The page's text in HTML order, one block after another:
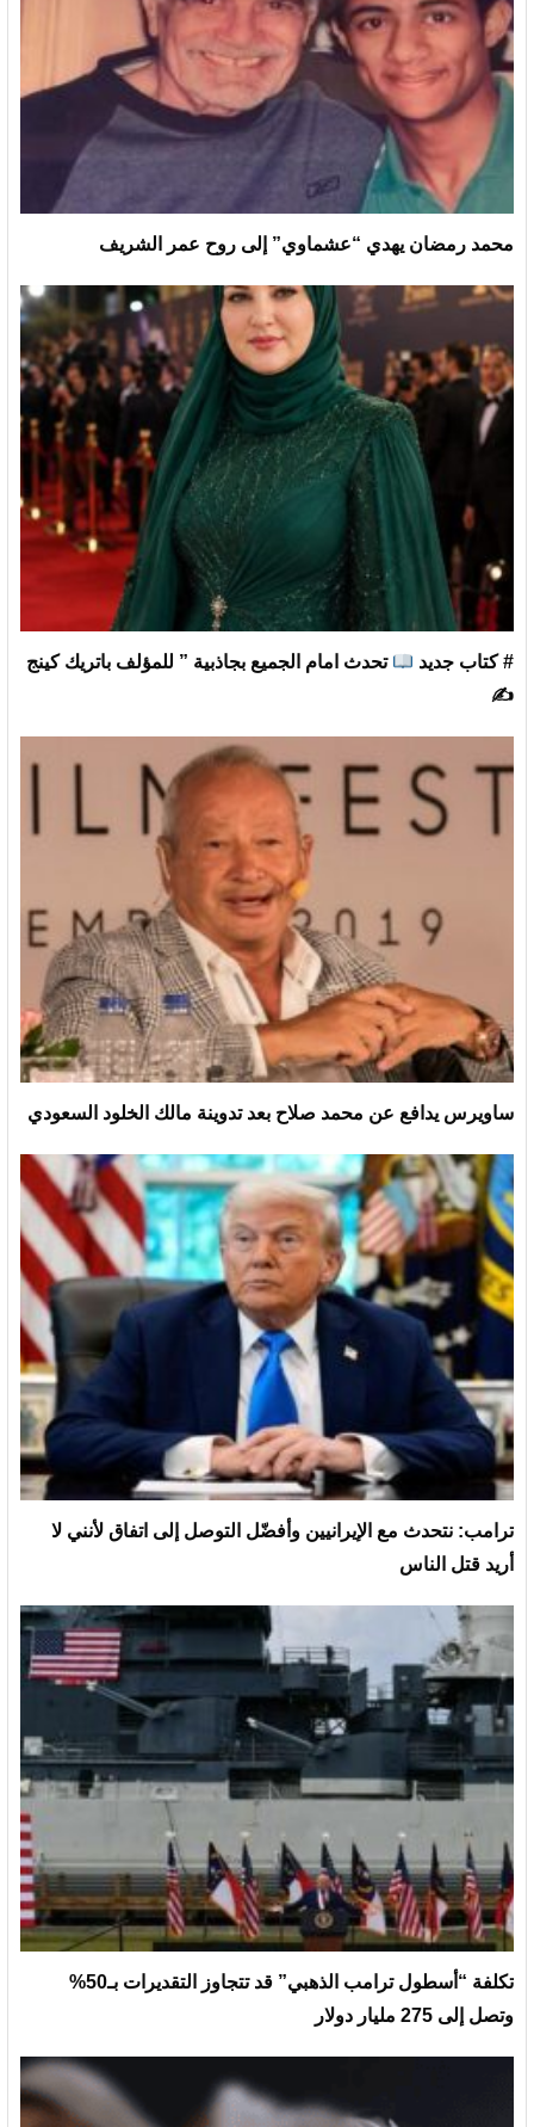
محمد رمضان يهدي “عشماوي” إلى روح عمر الشريف
# كتاب جديد
تحدث امام الجميع بجاذبية ” للمؤلف باتريك كينج
✍
ساويرس يدافع عن محمد صلاح بعد تدوينة مالك الخلود السعودي
ترامب: نتحدث مع الإيرانيين وأفضّل التوصل إلى اتفاق لأنني لا
أريد قتل الناس
تكلفة “أسطول ترامب الذهبي” قد تتجاوز التقديرات بـ50%
وتصل إلى 275 مليار دولار